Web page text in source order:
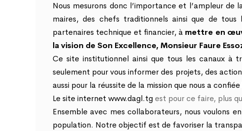
Nous mesurons donc l’importance et l’ampleur
maires, des chefs traditionnels ainsi que de
partenaires technique et financier, à mettre en
la vision de Son Excellence, Monsieur Faure
Ce site institutionnel ainsi que tous les canaux à
seulement pour vous informer des projets, des
aussi pour la réussite de la mission que nous a
Le site internet www.dagl.tg est pour ce faire, plus
Ensemble avec mes collaborateurs, nous voulons
population. Notre objectif est de favoriser la